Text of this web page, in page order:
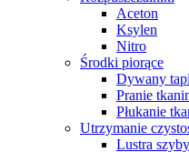
Aceton
Ksylen
Nitro
Środki piorące
Dywany
Pranie
Płukanie
Utrzymanie
Lustra szyby